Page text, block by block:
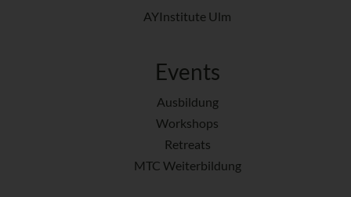
AYInstitute Ulm
Events
Ausbildung
Workshops
Retreats
MTC Weiterbildung